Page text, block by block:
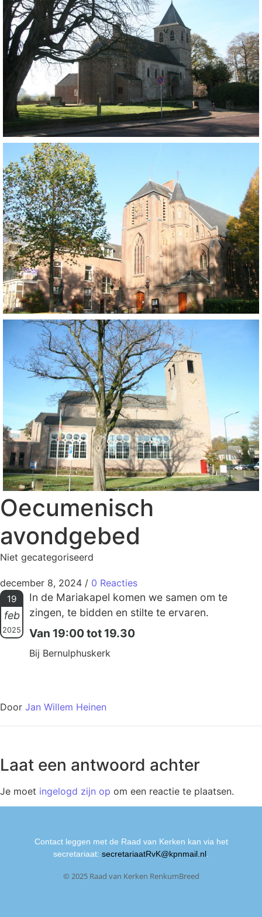
Oecumenisch
avondgebed
Niet gecategoriseerd
december 8, 2024 / 0 Reacties
19
feb
2025
In de Mariakapel komen we samen om te
zingen, te bidden en stilte te ervaren.
Van 19:00 tot 19.30
Bij Bernulphuskerk
Door Jan Willem Heinen
Laat een antwoord achter
Je moet ingelogd zijn op om een reactie te plaatsen.
Contact leggen met de Raad van Kerken kan via het
secretariaat: secretariaatRvK@kpnmail.nl.
© 2025 Raad van Kerken RenkumBreed